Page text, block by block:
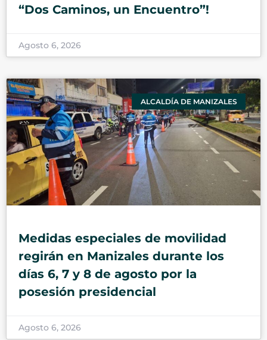
“Dos Caminos, un Encuentro”!
Agosto 6, 2026
ALCALDÍA DE MANIZALES
Medidas especiales de movilidad
regirán en Manizales durante los
días 6, 7 y 8 de agosto por la
posesión presidencial
Agosto 6, 2026